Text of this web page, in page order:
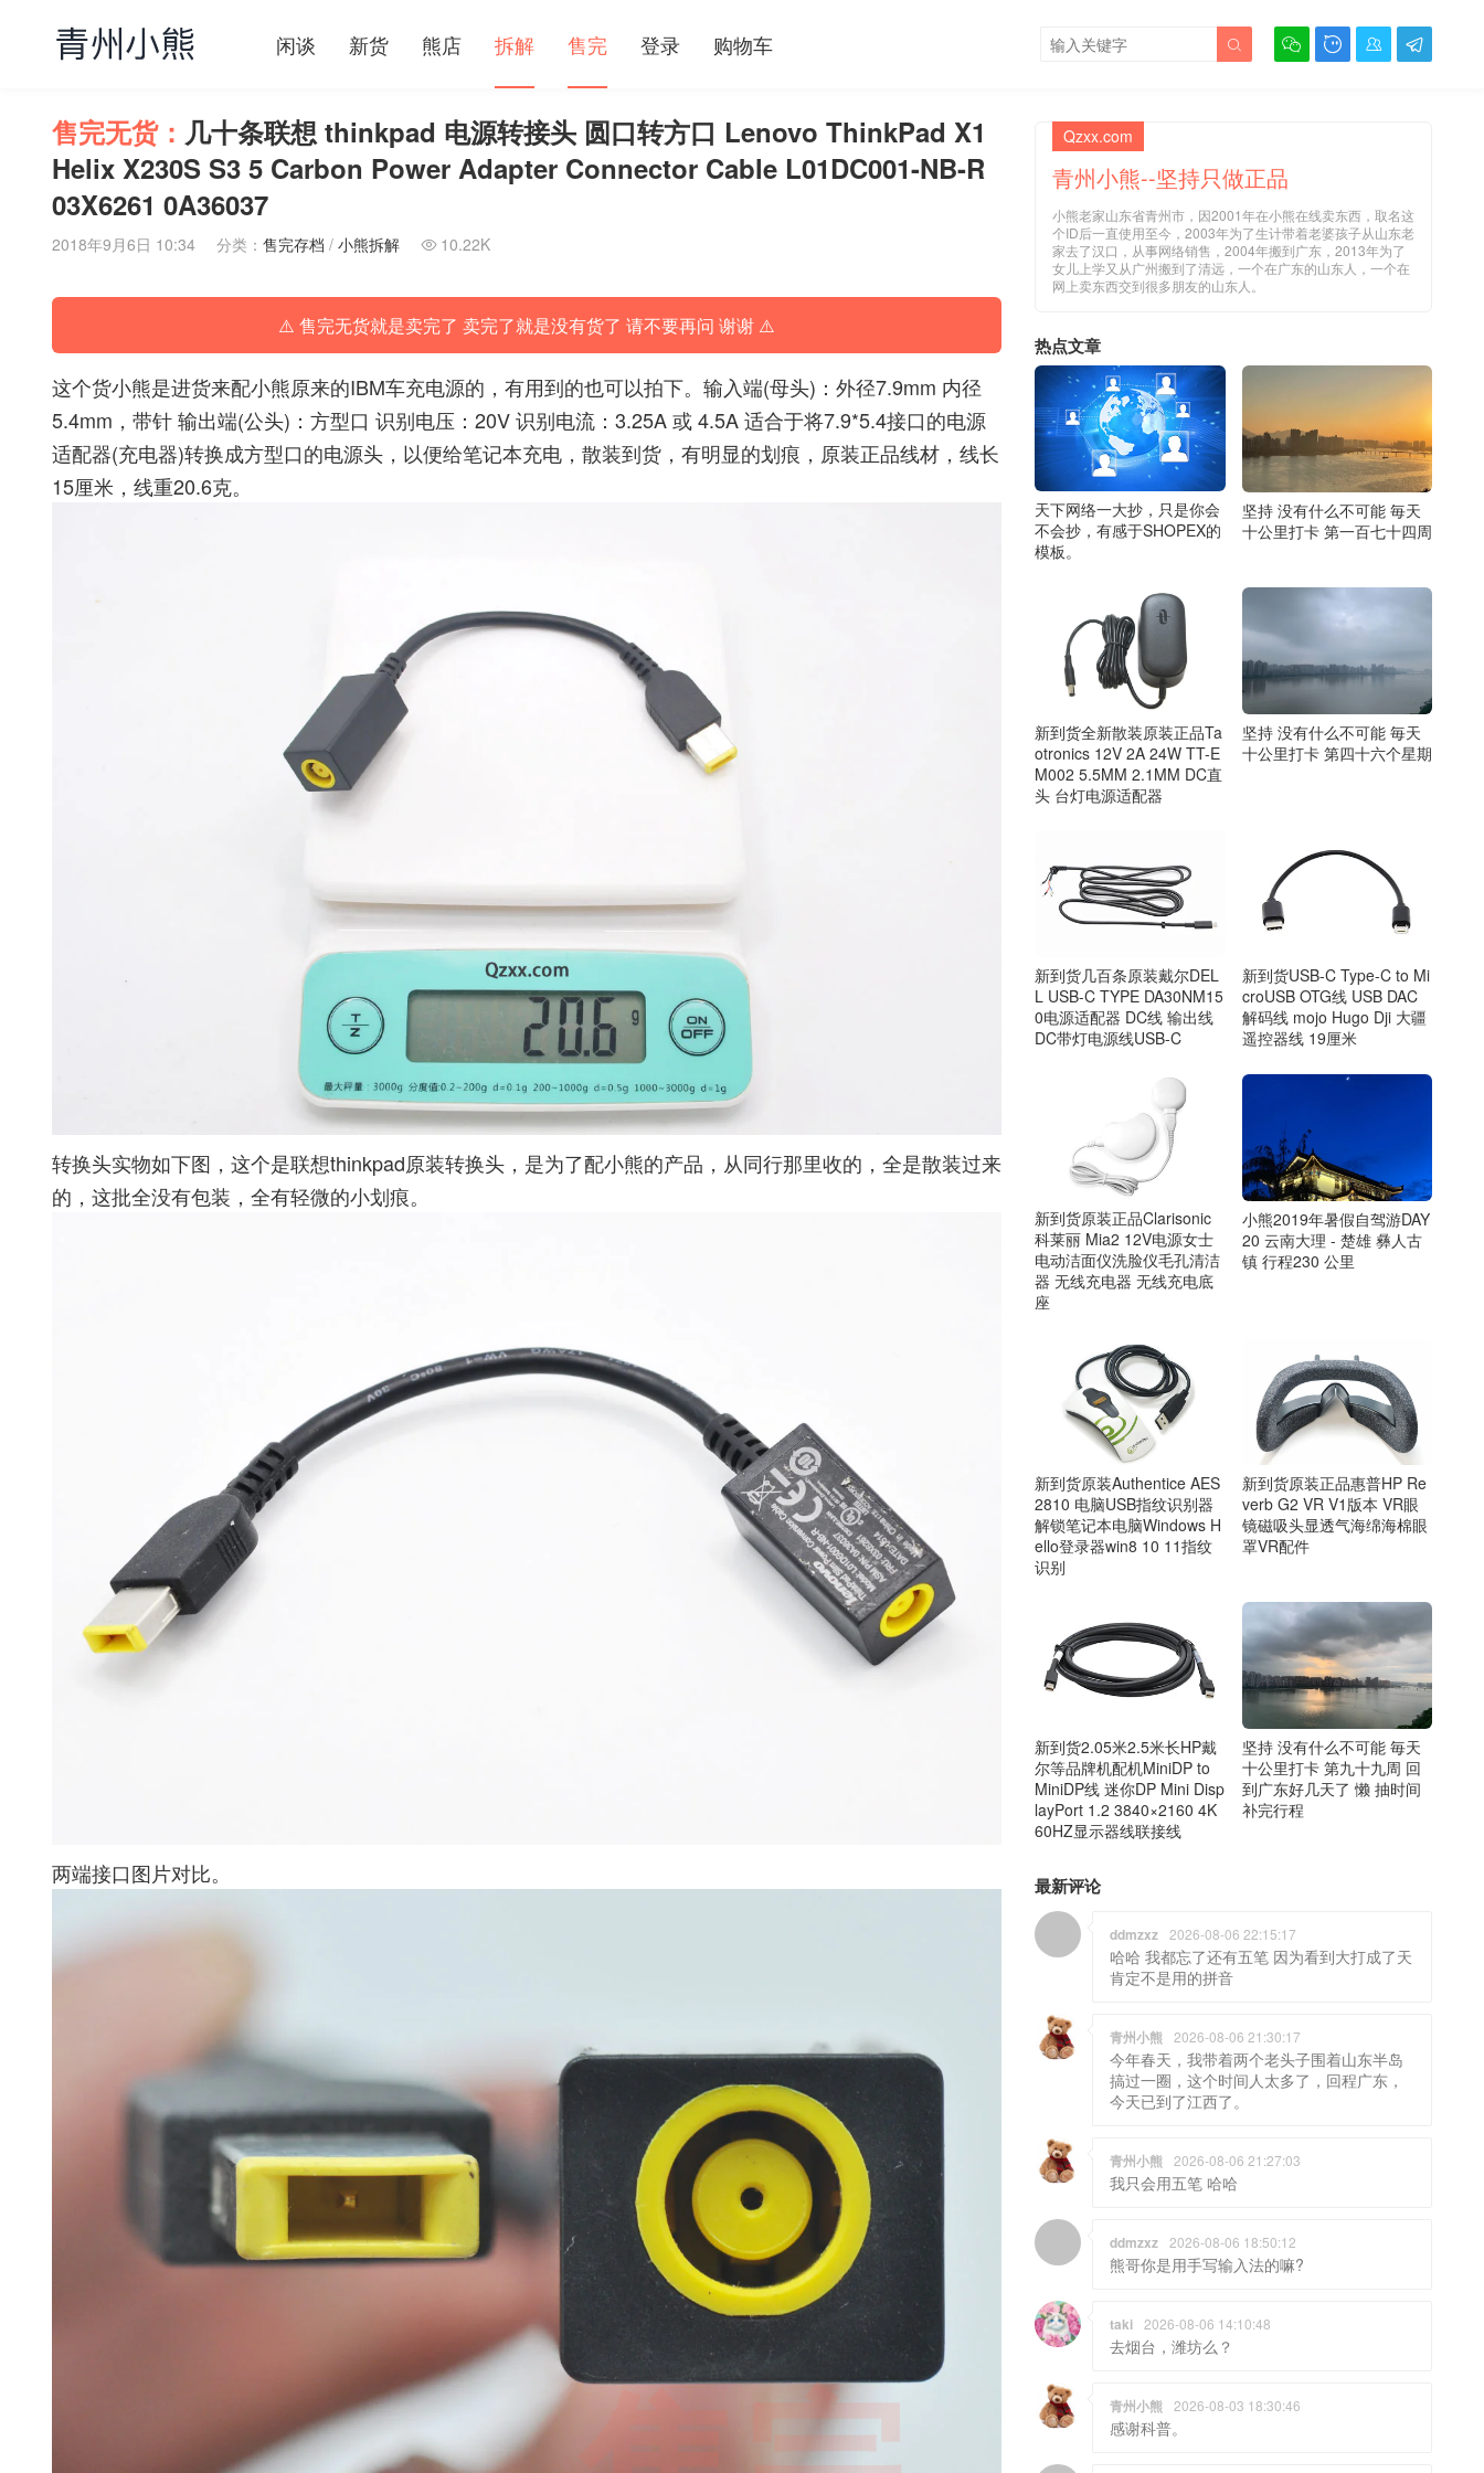
闲谈 新货 熊店 拆解 售完 登录 购物车    

售完无货： 几十条联想 thinkpad 电源转接头 圆口转方口 Lenovo ThinkPad X1
Helix X230S S3 5 Carbon Power Adapter Connector Cable L01DC001-NB-R
03X6261 0A36037
2018年9月6日 10:34 分类： 售完存档 / 小熊拆解  10.22K
⚠️ 售完无货就是卖完了 卖完了就是没有货了 请不要再问 谢谢 ⚠️
这个货小熊是进货来配小熊原来的IBM车充电源的，有用到的也可以拍下。输入端(母头)：外径7.9mm 内径
5.4mm，带针 输出端(公头)：方型口 识别电压：20V 识别电流：3.25A 或 4.5A 适合于将7.9*5.4接口的电源
适配器(充电器)转换成方型口的电源头，以便给笔记本充电，散装到货，有明显的划痕，原装正品线材，线长
15厘米，线重20.6克。
转换头实物如下图，这个是联想thinkpad原装转换头，是为了配小熊的产品，从同行那里收的，全是散装过来
的，这批全没有包装，全有轻微的小划痕。
两端接口图片对比。
Qzxx.com
青州小熊--坚持只做正品
小熊老家山东省青州市，因2001年在小熊在线卖东西，取名这
个ID后一直使用至今，2003年为了生计带着老婆孩子从山东老
家去了汉口，从事网络销售，2004年搬到广东，2013年为了
女儿上学又从广州搬到了清远，一个在广东的山东人，一个在
网上卖东西交到很多朋友的山东人。
热点文章
天下网络一大抄，只是你会
不会抄，有感于SHOPEX的
模板。
坚持 没有什么不可能 毎天
十公里打卡 第一百七十四周
新到货全新散装原装正品Ta
otronics 12V 2A 24W TT-E
M002 5.5MM 2.1MM DC直
头 台灯电源适配器
坚持 没有什么不可能 毎天
十公里打卡 第四十六个星期
新到货几百条原装戴尔DEL
L USB-C TYPE DA30NM15
0电源适配器 DC线 输出线
DC带灯电源线USB-C
新到货USB-C Type-C to Mi
croUSB OTG线 USB DAC
解码线 mojo Hugo Dji 大疆
遥控器线 19厘米
新到货原装正品Clarisonic
科莱丽 Mia2 12V电源女士
电动洁面仪洗脸仪毛孔清洁
器 无线充电器 无线充电底
座
小熊2019年暑假自驾游DAY
20 云南大理 - 楚雄 彝人古
镇 行程230 公里
新到货原装Authentice AES
2810 电脑USB指纹识别器
解锁笔记本电脑Windows H
ello登录器win8 10 11指纹
识别
新到货原装正品惠普HP Re
verb G2 VR V1版本 VR眼
镜磁吸头显透气海绵海棉眼
罩VR配件
新到货2.05米2.5米长HP戴
尔等品牌机配机MiniDP to
MiniDP线 迷你DP Mini Disp
layPort 1.2 3840×2160 4K
60HZ显示器线联接线
坚持 没有什么不可能 毎天
十公里打卡 第九十九周 回
到广东好几天了 懒 抽时间
补完行程
最新评论
ddmzxz 2026-08-06 22:15:17
哈哈 我都忘了还有五笔 因为看到大打成了天
肯定不是用的拼音
青州小熊 2026-08-06 21:30:17
今年春天，我带着两个老头子围着山东半岛
搞过一圈，这个时间人太多了，回程广东，
今天已到了江西了。
青州小熊 2026-08-06 21:27:03
我只会用五笔 哈哈
ddmzxz 2026-08-06 18:50:12
熊哥你是用手写输入法的嘛?
taki 2026-08-06 14:10:48
去烟台，潍坊么？
青州小熊 2026-08-03 18:30:46
感谢科普。